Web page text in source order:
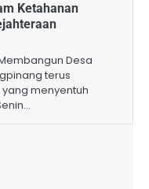
Ketahanan
Desa
terus
menyentuh